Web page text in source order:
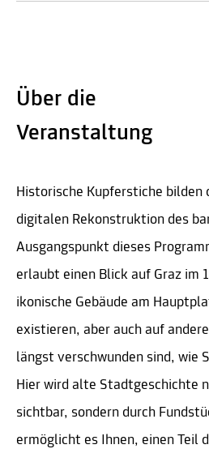
Über die
Veranstaltung
Historische Kupferstiche bilden
digitalen Rekonstruktion des
Ausgangspunkt dieses
erlaubt einen Blick auf Graz im
ikonische Gebäude am
existieren, aber auch auf
längst verschwunden sind, wie
Hier wird alte Stadtgeschichte
sichtbar, sondern durch
ermöglicht es Ihnen, einen Teil